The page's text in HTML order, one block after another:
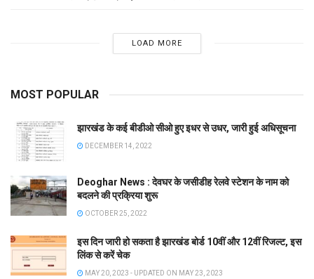
LOAD MORE
MOST POPULAR
झारखंड के कई बीडीओ सीओ हुए इधर से उधर, जारी हुई अधिसूचना
DECEMBER 14, 2022
Deoghar News : देवघर के जसीडीह रेलवे स्टेशन के नाम को
बदलने की प्रक्रिया शुरू
OCTOBER 25, 2022
इस दिन जारी हो सकता है झारखंड बोर्ड 10वीं और 12वीं रिजल्ट, इस
लिंक से करें चेक
MAY 20, 2023 - UPDATED ON MAY 23, 2023